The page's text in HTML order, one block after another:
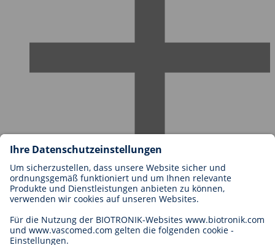
Karriere bei BIOTRONIK
Einstieg
Bewerbung
Karrierechancen